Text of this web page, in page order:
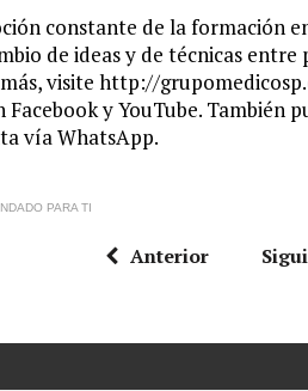
constante de la formación
de ideas y de técnicas
visite http://
y YouTube. También
vía WhatsApp.
PARA TI
Anterior